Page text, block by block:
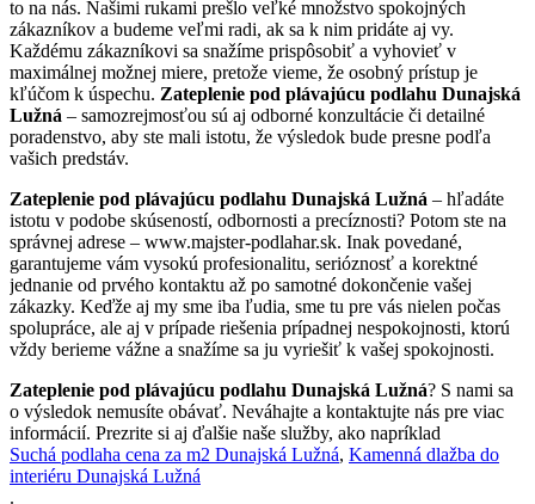
to na nás. Našimi rukami prešlo veľké množstvo spokojných
zákazníkov a budeme veľmi radi, ak sa k nim pridáte aj vy.
Každému zákazníkovi sa snažíme prispôsobiť a vyhovieť v
maximálnej možnej miere, pretože vieme, že osobný prístup je
kľúčom k úspechu. Zateplenie pod plávajúcu podlahu Dunajská
Lužná – samozrejmosťou sú aj odborné konzultácie či detailné
poradenstvo, aby ste mali istotu, že výsledok bude presne podľa
vašich predstáv.
Zateplenie pod plávajúcu podlahu Dunajská Lužná – hľadáte
istotu v podobe skúseností, odbornosti a precíznosti? Potom ste na
správnej adrese – www.majster-podlahar.sk. Inak povedané,
garantujeme vám vysokú profesionalitu, serióznosť a korektné
jednanie od prvého kontaktu až po samotné dokončenie vašej
zákazky. Keďže aj my sme iba ľudia, sme tu pre vás nielen počas
spolupráce, ale aj v prípade riešenia prípadnej nespokojnosti, ktorú
vždy berieme vážne a snažíme sa ju vyriešiť k vašej spokojnosti.
Zateplenie pod plávajúcu podlahu Dunajská Lužná? S nami sa
o výsledok nemusíte obávať. Neváhajte a kontaktujte nás pre viac
informácií. Prezrite si aj ďalšie naše služby, ako napríklad
Suchá podlaha cena za m2 Dunajská Lužná, Kamenná dlažba do
interiéru Dunajská Lužná
.